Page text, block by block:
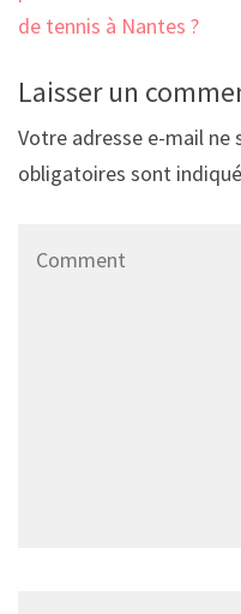
de tennis à Nantes ?
Laisser un
Votre adresse e-mail ne
obligatoires sont